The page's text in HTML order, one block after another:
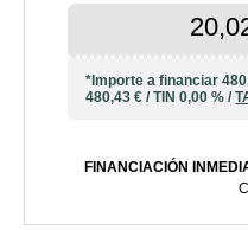
*Importe a financiar
480,43 € /TIN0,00 % /
FINANCIACIÓN